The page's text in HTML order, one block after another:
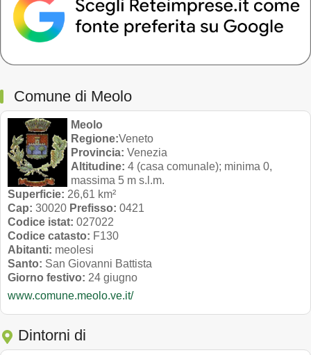
Comune di Meolo
Meolo
Regione:Veneto
Provincia: Venezia
Altitudine: 4 (casa comunale); minima 0,
massima 5 m s.l.m.
Superficie: 26,61 km²
Cap: 30020 Prefisso: 0421
Codice istat: 027022
Codice catasto: F130
Abitanti: meolesi
Santo: San Giovanni Battista
Giorno festivo: 24 giugno
www.comune.meolo.ve.it/
Dintorni di